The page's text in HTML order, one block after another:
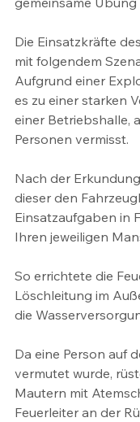
Die Einsatzkräfte
mit folgendem
Aufgrund einer
es zu einer starken
einer Betriebshalle,
Personen vermisst.
Nach der
dieser den
Einsatzaufgaben in
Ihren jeweiligen
So errichtete die
Löschleitung im
die
Da eine Person auf
vermutet wurde,
Mautern mit
Feuerleiter an der